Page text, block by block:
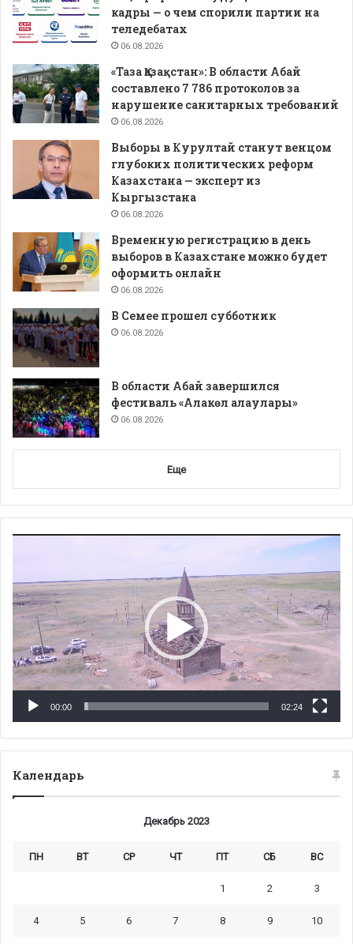
кадры — о чем спорили партии на
теледебатах
06.08.2026
«Таза Қазақстан»: В области Абай
составлено 7 786 протоколов за
нарушение санитарных требований
06.08.2026
Выборы в Курултай станут венцом
глубоких политических реформ
Казахстана — эксперт из
Кыргызстана
06.08.2026
Временную регистрацию в день
выборов в Казахстане можно будет
оформить онлайн
06.08.2026
В Семее прошел субботник
06.08.2026
В области Абай завершился
фестиваль «Алакөл алаулары»
06.08.2026
Еще
00:00 02:24
Календарь
Декабрь 2023
ПН ВТ СР ЧТ ПТ СБ ВС
1 2 3
4 5 6 7 8 9 10